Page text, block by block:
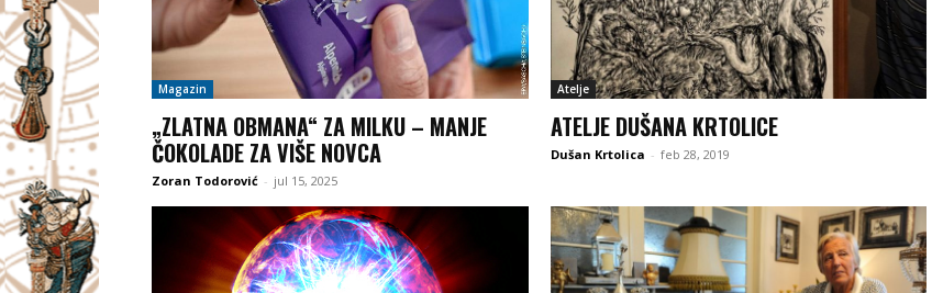
Magazin
„ZLATNA OBMANA“ ZA MILKU – MANJE
ČOKOLADE ZA VIŠE NOVCA
Zoran Todorović - jul 15, 2025
Atelje
ATELJE DUŠANA KRTOLICE
Dušan Krtolica - feb 28, 2019